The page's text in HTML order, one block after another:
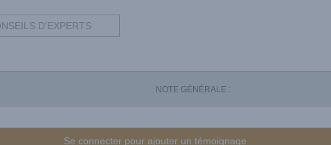
D'EXPERTS
NOTE GÉNÉRALE :
Se connecter pour ajouter un témoignage